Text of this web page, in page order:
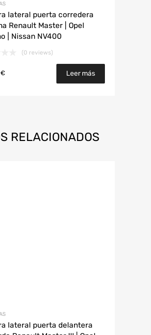
lateral puerta corredera
Renault Master | Opel
| Nissan NV400
(0 reviews)
€ Leer más
RELACIONADOS
lateral puerta delantera